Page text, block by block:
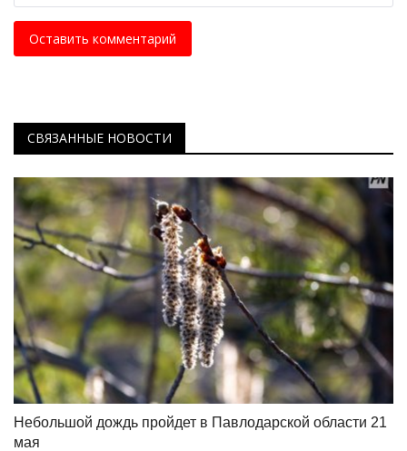
Оставить комментарий
СВЯЗАННЫЕ НОВОСТИ
Небольшой дождь пройдет в Павлодарской области 21
мая